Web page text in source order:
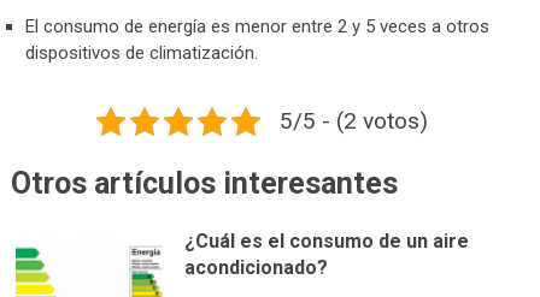
El consumo de energía es menor entre 2 y 5 veces a otros
dispositivos de climatización.
5/5 - (2 votos)
Otros artículos interesantes
¿Cuál es el consumo de un aire
acondicionado?